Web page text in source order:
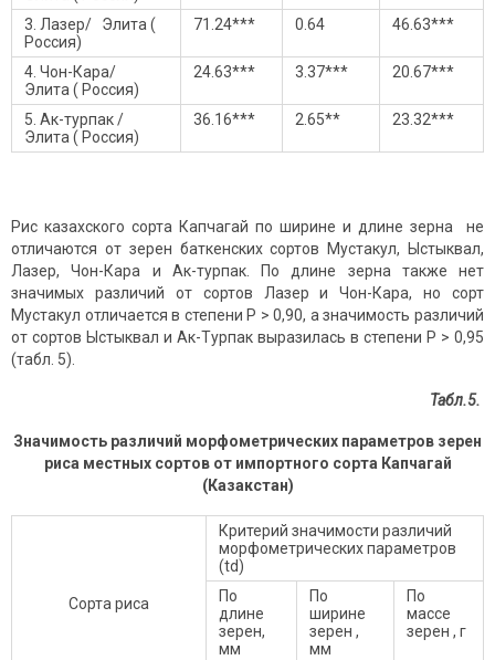
3. Лазер/ Элита (
Россия)
71.24*** 0.64 46.63***
4. Чон-Кара/
Элита ( Россия)
24.63*** 3.37*** 20.67***
5. Ак-турпак /
Элита ( Россия)
36.16*** 2.65** 23.32***
Рис казахского сорта Капчагай по ширине и длине зерна не
отличаются от зерен баткенских сортов Мустакул, Ыстыквал,
Лазер, Чон-Кара и Ак-турпак. По длине зерна также нет
значимых различий от сортов Лазер и Чон-Кара, но сорт
Мустакул отличается в степени P > 0,90, а значимость различий
от сортов Ыстыквал и Ак-Турпак выразилась в степени P > 0,95
(табл. 5).
Табл.5.
Значимость различий морфометрических параметров зерен
риса местных сортов от импортного сорта Капчагай
(Казакстан)
Сорта риса
Критерий значимости различий
морфометрических параметров
(td)
По
длине
зерен,
мм
По
ширине
зерен ,
мм
По
массе
зерен , г